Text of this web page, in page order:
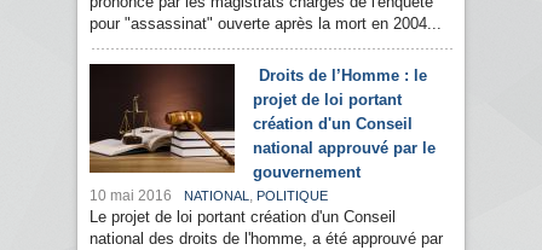
pour "assassinat" ouverte après la mort en 2004...
Droits de l’Homme : le
projet de loi portant
création d'un Conseil
national approuvé par le
gouvernement
10 mai 2016 NATIONAL , POLITIQUE
Le projet de loi portant création d'un Conseil
national des droits de l'homme, a été approuvé par